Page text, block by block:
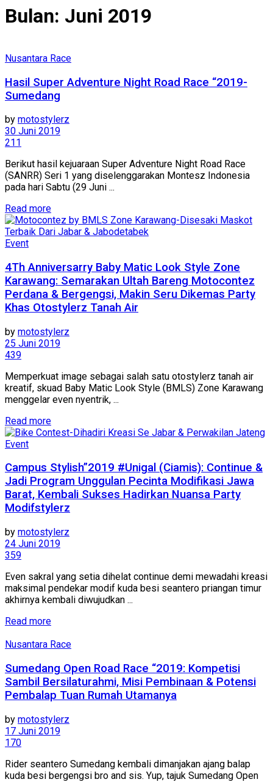
Bulan: Juni 2019
Nusantara Race
Hasil Super Adventure Night Road Race “2019-
Sumedang
by motostylerz
30 Juni 2019
211
Berikut hasil kejuaraan Super Adventure Night Road Race
(SANRR) Seri 1 yang diselenggarakan Montesz Indonesia
pada hari Sabtu (29 Juni ...
Read more
Event
4Th Anniversarry Baby Matic Look Style Zone
Karawang: Semarakan Ultah Bareng Motocontez
Perdana & Bergengsi, Makin Seru Dikemas Party
Khas Otostylerz Tanah Air
by motostylerz
25 Juni 2019
439
Memperkuat image sebagai salah satu otostylerz tanah air
kreatif, skuad Baby Matic Look Style (BMLS) Zone Karawang
menggelar even nyentrik, ...
Read more
Event
Campus Stylish”2019 #Unigal (Ciamis): Continue &
Jadi Program Unggulan Pecinta Modifikasi Jawa
Barat, Kembali Sukses Hadirkan Nuansa Party
Modifstylerz
by motostylerz
24 Juni 2019
359
Even sakral yang setia dihelat continue demi mewadahi kreasi
maksimal pendekar modif kuda besi seantero priangan timur
akhirnya kembali diwujudkan ...
Read more
Nusantara Race
Sumedang Open Road Race “2019: Kompetisi
Sambil Bersilaturahmi, Misi Pembinaan & Potensi
Pembalap Tuan Rumah Utamanya
by motostylerz
17 Juni 2019
170
Rider seantero Sumedang kembali dimanjakan ajang balap
kuda besi bergengsi bro and sis. Yup, tajuk Sumedang Open